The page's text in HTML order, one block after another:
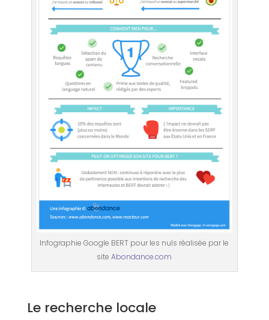
Infographie Google BERT pour les nuls réalisée par le
siteAbondance.com
Le recherche locale